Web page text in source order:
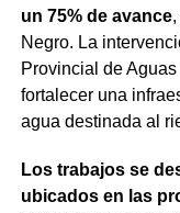
un 75% de avance,
Negro. La
Provincial de
fortalecer una
agua destinada al
Los trabajos se
ubicados en las